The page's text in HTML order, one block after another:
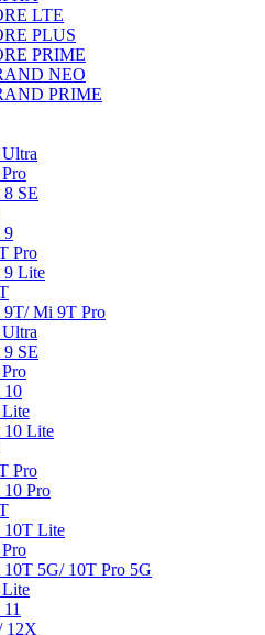
LTE
PLUS
PRIME
NEO
PRIME
SE
9
Pro
9 Lite
Mi 9T Pro
SE
10
Lite
Pro
Pro
10T Lite
5G/ 10T Pro 5G
12X